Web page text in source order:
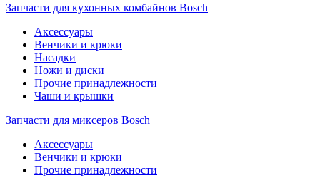
Запчасти для кухонных комбайнов Bosch
Аксессуары
Венчики и крюки
Насадки
Ножи и диски
Прочие принадлежности
Чаши и крышки
Запчасти для миксеров Bosch
Аксессуары
Венчики и крюки
Прочие принадлежности